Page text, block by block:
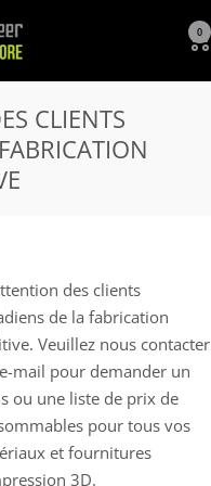
0
CLIENTS
des clients
de la fabrication
Veuillez nous contacter
mail pour demander un
ou une liste de prix de
pour tous vos
et fournitures
3D.